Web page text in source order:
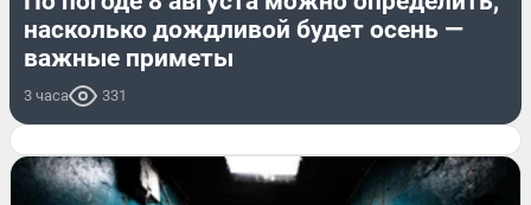
насколько дождливой будет осень —
важные приметы
3 часа 331